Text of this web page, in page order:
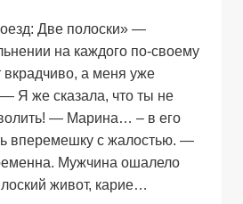
Две полоски» —
на каждого по-своему
вкрадчиво, а меня уже
— Я же сказала, что ты не
— Марина… – в его
вперемешку с жалостью. —
Мужчина ошалело
живот, карие…